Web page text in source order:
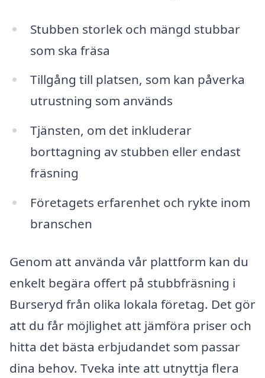
Stubben storlek och mängd stubbar
som ska fräsa
Tillgång till platsen, som kan påverka
utrustning som används
Tjänsten, om det inkluderar
borttagning av stubben eller endast
fräsning
Företagets erfarenhet och rykte inom
branschen
Genom att använda vår plattform kan du
enkelt begära offert på stubbfräsning i
Burseryd från olika lokala företag. Det gör
att du får möjlighet att jämföra priser och
hitta det bästa erbjudandet som passar
dina behov. Tveka inte att utnyttja flera